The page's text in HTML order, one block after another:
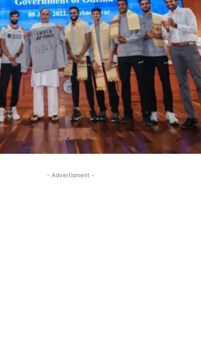
- Advertisment -